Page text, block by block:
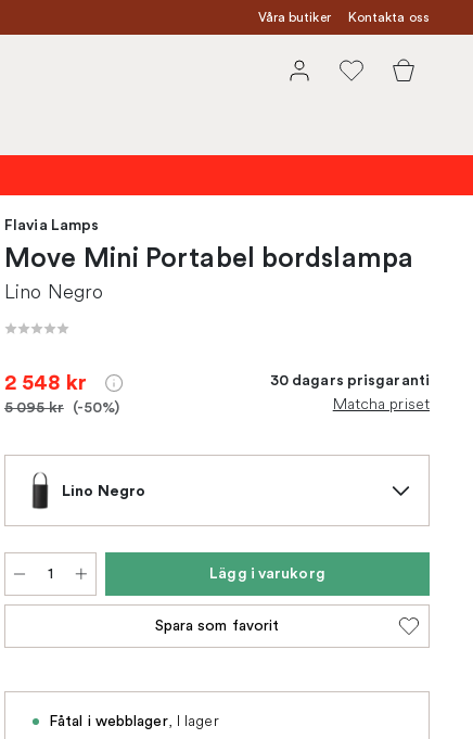
Våra butiker Kontakta oss
Flavia Lamps
Move Mini Portabel bordslampa
Lino Negro
2 548 kr
5 095 kr (-50%)
30 dagars prisgaranti
Matcha priset
Lino Negro
Lägg i varukorg
Spara som favorit
Fåtal i webblager, I lager